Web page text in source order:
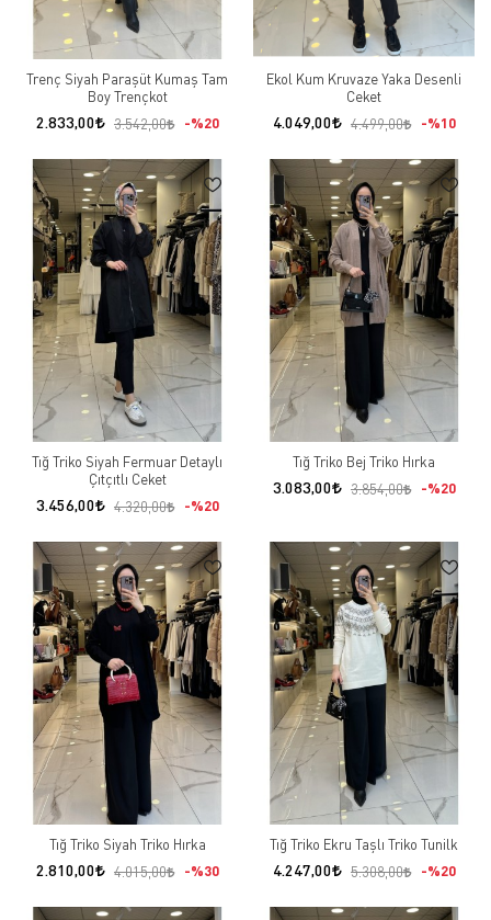
Trenç Siyah Paraşüt Kumaş Tam
Boy Trençkot
2.833,00 3.542,00 %20
Ekol Kum Kruvaze Yaka Desenli
Ceket
4.049,00 4.499,00 %10
Tığ Triko Siyah Fermuar Detaylı
Çıtçıtlı Ceket
3.456,00 4.320,00 %20
Tığ Triko Bej Triko Hırka
3.083,00 3.854,00 %20
Tığ Triko Siyah Triko Hırka
2.810,00 4.015,00 %30
Tığ Triko Ekru Taşlı Triko Tunilk
4.247,00 5.308,00 %20